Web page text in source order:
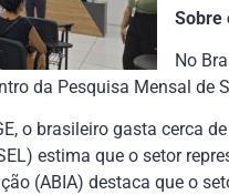
Sobre
No
da Pesquisa Mensal de
o brasileiro gasta cerca
estima que o setor
(ABIA) destaca que o